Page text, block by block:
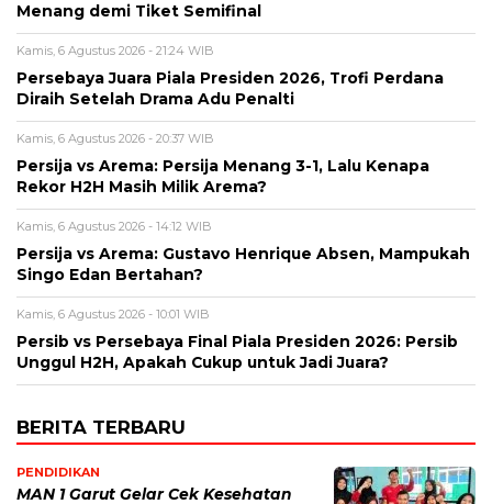
Menang demi Tiket Semifinal
Kamis, 6 Agustus 2026 - 21:24 WIB
Persebaya Juara Piala Presiden 2026, Trofi Perdana
Diraih Setelah Drama Adu Penalti
Kamis, 6 Agustus 2026 - 20:37 WIB
Persija vs Arema: Persija Menang 3-1, Lalu Kenapa
Rekor H2H Masih Milik Arema?
Kamis, 6 Agustus 2026 - 14:12 WIB
Persija vs Arema: Gustavo Henrique Absen, Mampukah
Singo Edan Bertahan?
Kamis, 6 Agustus 2026 - 10:01 WIB
Persib vs Persebaya Final Piala Presiden 2026: Persib
Unggul H2H, Apakah Cukup untuk Jadi Juara?
BERITA TERBARU
PENDIDIKAN
MAN 1 Garut Gelar Cek Kesehatan